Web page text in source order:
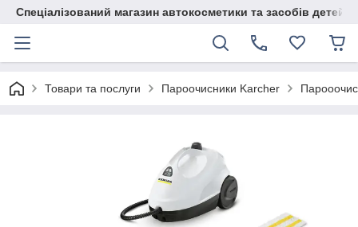
Спеціалізований магазин автокосметики та засобів
Товари та послуги Пароочисники Karcher